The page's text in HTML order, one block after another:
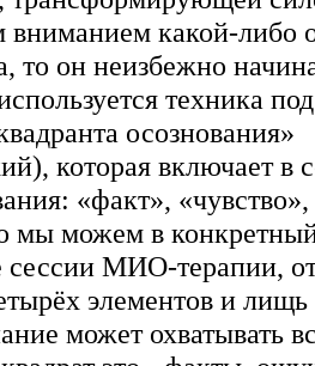
какой-либо
то он неизбежно
техника
осознования»
которая включает в
«факт»,
мы можем в
сессии МИО-терапии,
элементов и
может охватывать